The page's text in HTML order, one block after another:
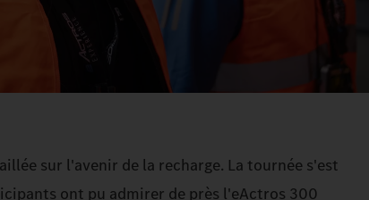
sur l'avenir de la recharge. La tournée s'est
ont pu admirer de près l'eActros 300